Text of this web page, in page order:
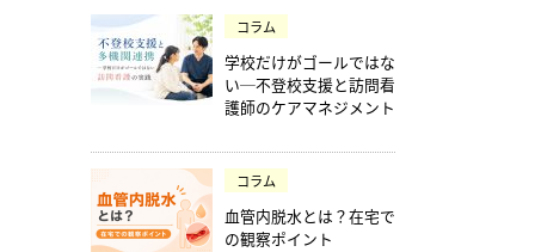
コラム
学校だけがゴールではな
い─不登校支援と訪問看
護師のケアマネジメント
コラム
血管内脱水とは？在宅で
の観察ポイント